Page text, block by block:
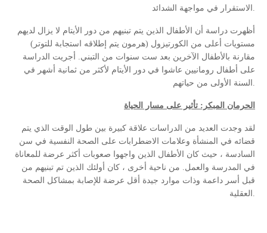
أظهرت دراسة أن الأطفال الذين يتم تبنيهم من دور الأيتام لا يزال لديهم
مستويات أعلى من الكورتيزول (هرمون يتم إطلاقه استجابة للتوتر)
مقارنة بالأطفال الآخرين بعد ست سنوات من التبني. أجريت الدراسة
على أطفال رومانيين عاشوا في دور الأيتام لأكثر من ثمانية أشهر في
الحرمان المبكر: تأثير على مسار الحياة
لقد وجدت العديد من الدراسات علاقة كبيرة بين طول الوقت الذي يتم
قضائه في المنشأة وعلامات الاضطرابات على الصحة النفسية في سن
السادسة ، حيث كان الأطفال الذين واجهوا صعوبات أكثر عرضة للمعاناة
في المدرسة والعمل. من ناحية أخرى ، كان أولئك الذين تم تبنيهم من
قبل أسر داعمة وذات موارد جيدة أقل عرضة للإصابة بمشاكل الصحة